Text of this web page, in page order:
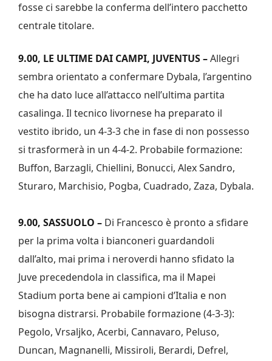
fosse ci sarebbe la conferma dell’intero pacchetto
centrale titolare.
9.00, LE ULTIME DAI CAMPI, JUVENTUS –Allegri
sembra orientato a confermare Dybala, l’argentino
che ha dato luce all’attacco nell’ultima partita
casalinga. Il tecnico livornese ha preparato il
vestito ibrido, un 4-3-3 che in fase di non possesso
si trasformerà in un 4-4-2. Probabile formazione:
Buffon, Barzagli, Chiellini, Bonucci, Alex Sandro,
Sturaro, Marchisio, Pogba, Cuadrado, Zaza, Dybala.
9.00, SASSUOLO – Di Francesco è pronto a sfidare
per la prima volta i bianconeri guardandoli
dall’alto, mai prima i neroverdi hanno sfidato la
Juve precedendola in classifica, ma il Mapei
Stadium porta bene ai campioni d’Italia e non
bisogna distrarsi. Probabile formazione (4-3-3):
Pegolo, Vrsaljko, Acerbi, Cannavaro, Peluso,
Duncan, Magnanelli, Missiroli, Berardi, Defrel,